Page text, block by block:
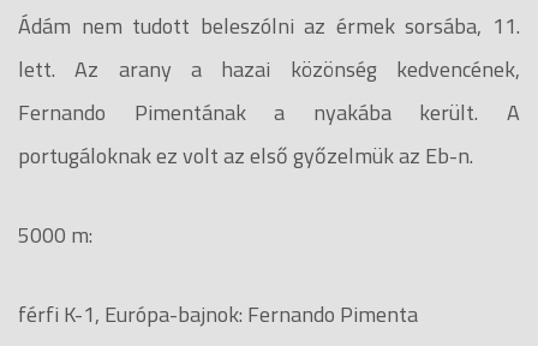
Ádám nem tudott beleszólni az érmek sorsába, 11.
lett. Az arany a hazai közönség kedvencének,
Fernando Pimentának a nyakába került. A
portugáloknak ez volt az első győzelmük az Eb-n.
5000 m:
férfi K-1, Európa-bajnok: Fernando Pimenta